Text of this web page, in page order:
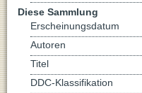
Diese Sammlung
Erscheinungsdatum
Autoren
Titel
DDC-Klassifikation